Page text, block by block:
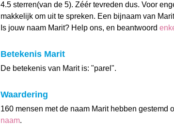
4.5 sterren(van de 5). Zéér tevreden dus. Voor
makkelijk om uit te spreken. Een bijnaam van
Is jouw naam Marit? Help ons, en beantwoord
Betekenis Marit
De betekenis van Marit is: "parel".
Waardering
160 mensen met de naam Marit hebben gestemd
naam.